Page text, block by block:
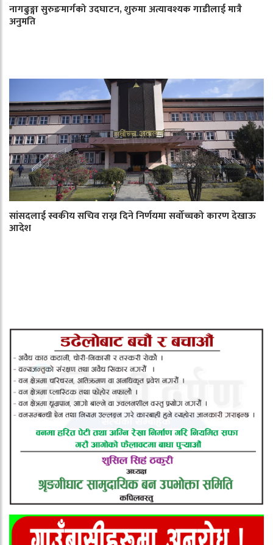
नागढुङ्गा सुरुङमार्गको उदघाटन, शुरुमा अत्यावश्यक गाडीलाई मात्रै
अनुमति
सांसदलाई स्वकीय सचिव राख्न दिने निर्णयमा सर्वोच्चको कारण देखाऊ
आदेश